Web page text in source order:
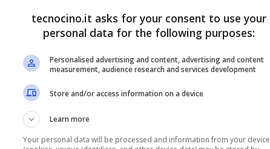
2 con 512MB Ram, memoria da 4GB, Wi-Fi,
navigazione online.
tecnocino.it asks for your consent to use your
personal data for the following purposes:
Personalised advertising and content, advertising and content
measurement, audience research and services development
Store and/or access information on a device
Learn more
Your personal data will be processed and information from your device